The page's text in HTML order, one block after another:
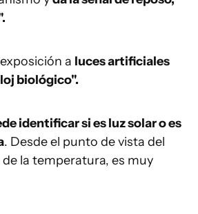
a luces artificiales
biológico".
identificar si es luz solar o es
. Desde el punto de vista del
la temperatura, es muy